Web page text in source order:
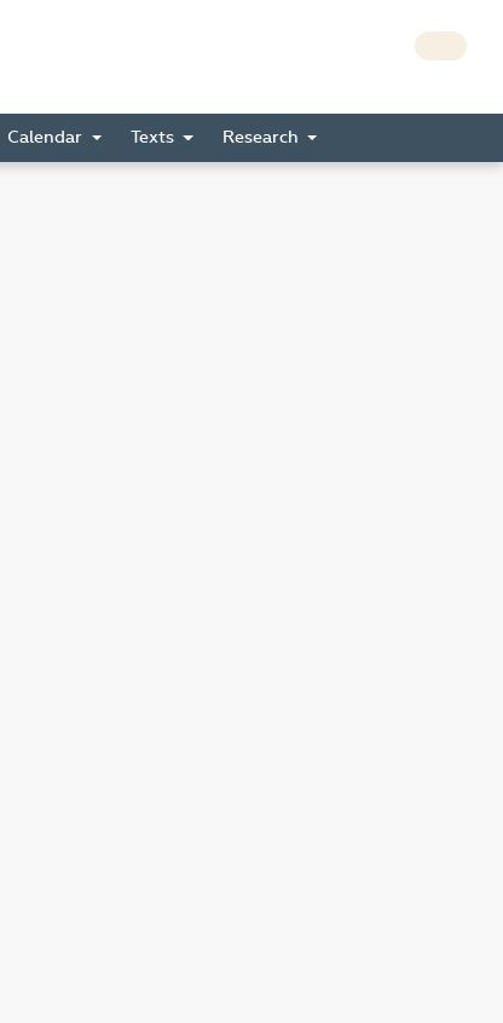
Calendar Texts Research